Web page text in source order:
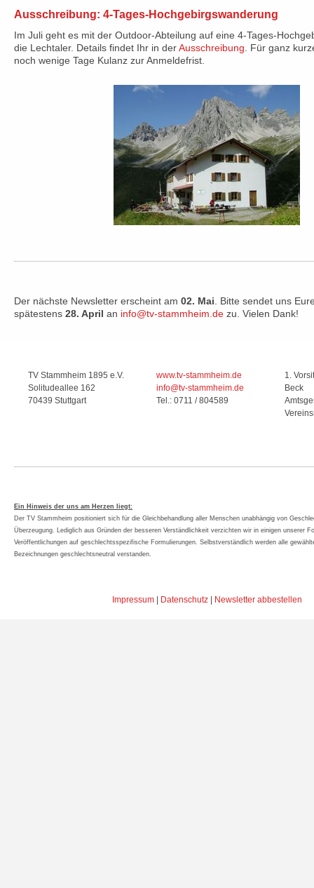
Ausschreibung: 4-Tages-Hochgebirgswanderung
Im Juli geht es mit der Outdoor-Abteilung auf eine 4-Tages-
die Lechtaler. Details findet Ihr in derAusschreibung . Für ganz
noch wenige Tage Kulanz zur Anmeldefrist.
Der nächste Newsletter erscheint am 02. Mai . Bitte sendet uns
spätestens 28. April an info@tv-stammheim.de zu. Vielen Dank!
TV Stammheim 1895 e.V.
Solitudeallee 162
70439 Stuttgart
www.tv-stammheim.de
info@tv-stammheim.de
Tel.: 0711 / 804589
1.
Beck
Ein Hinweis der uns am Herzen liegt:
Der TV Stammheim positioniert sich für die Gleichbehandlung aller Menschen unabhängig von
Überzeugung. Lediglich aus Gründen der besseren Verständlichkeit verzichten wir in einigen unserer
Veröffentlichungen auf geschlechtsspezifische Formulierungen. Selbstverständlich werden alle
Bezeichnungen geschlechtsneutral verstanden.
Impressum| Datenschutz| Newsletter abbestellen